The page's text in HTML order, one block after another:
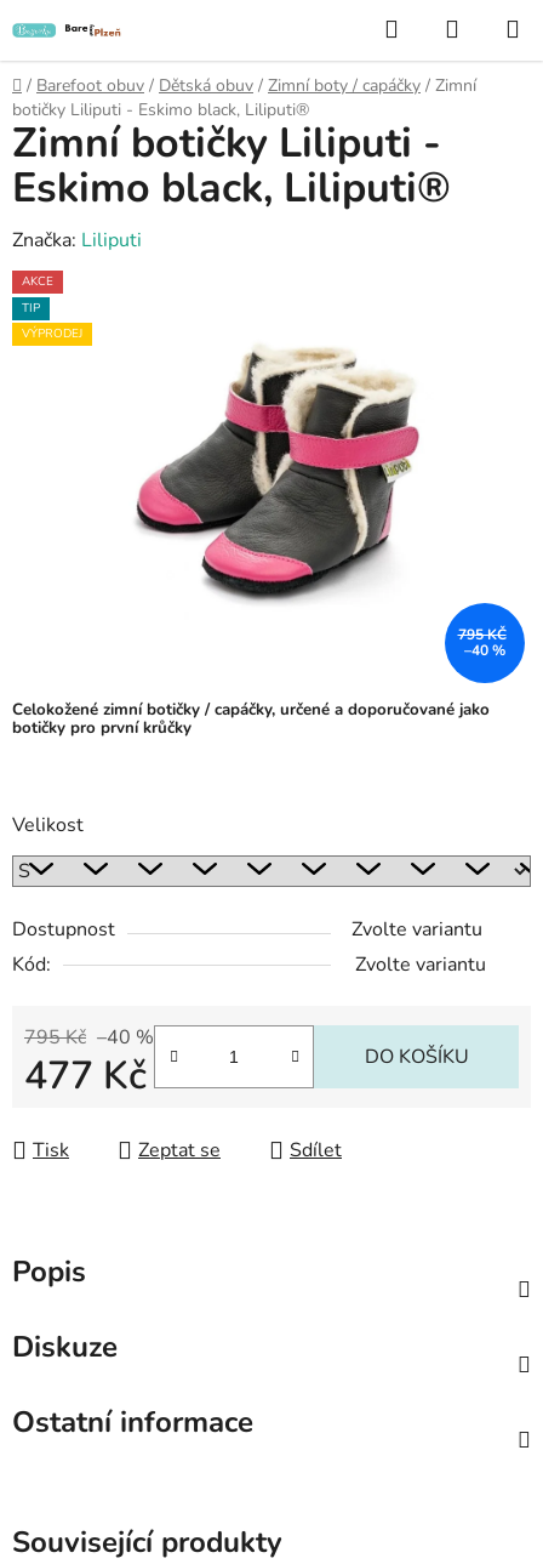
na
obsah
Hledat
KOŠÍK
Domů
/ Barefoot obuv / Dětská obuv / Zimní boty / capáčky / Zimní
botičky Liliputi - Eskimo black, Liliputi®
Celokožené zimní botičky / capáčky, určené a doporučované jako
botičky pro první krůčky
Velikost
Dostupnost
Zvolte variantu
Kód:
Zvolte variantu
795 Kč –40 %
477 Kč DO KOŠÍKU
Tisk Zeptat se Sdílet
Zimní botičky Liliputi -
Eskimo black, Liliputi®
Značka: Liliputi
AKCE
TIP
VÝPRODEJ
795 KČ
–40 %
Popis
Diskuze
Ostatní informace
Související produkty